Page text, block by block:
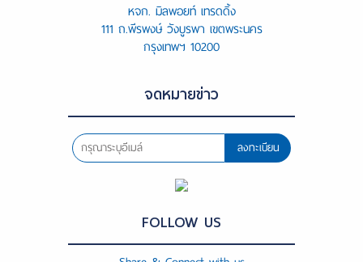
หจก. มิลพอยท์ เทรดดิ้ง
111 ถ.พีรพงษ์ วังบูรพา เขตพระนคร
กรุงเทพฯ 10200
จดหมายข่าว
ลงทะเบียน
FOLLOW US